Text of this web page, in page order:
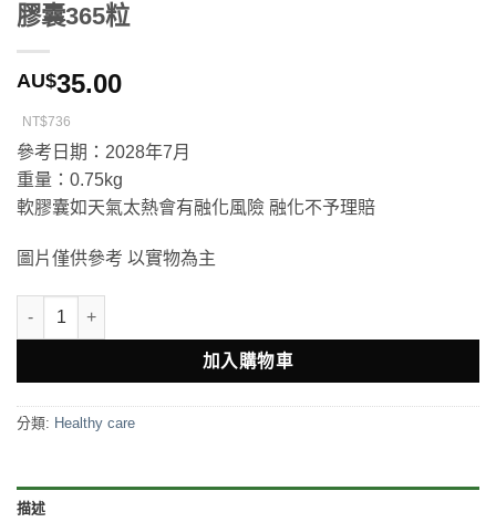
膠囊365粒
AU$35.00
NT$736
參考日期：2028年7月
重量：0.75kg
軟膠囊如天氣太熱會有融化風險 融化不予理賠
圖片僅供參考 以實物為主
Healthy Care Royal Jelly 1000mg 蜂王乳膠囊365粒 數量
加入購物車
分類: Healthy care
描述